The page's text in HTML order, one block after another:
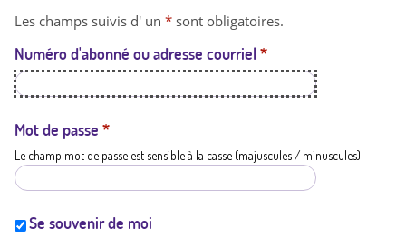
t
a
t
i
Les champs suivis d' un * sont obligatoires.
Numéro d'abonné ou adresse courriel *
Mot de passe *
Le champ mot de passe est sensible à la casse (majuscules / minuscules)
Se souvenir de moi